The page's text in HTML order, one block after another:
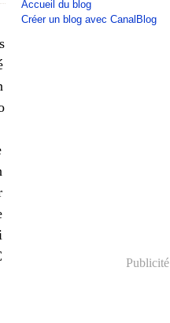
Accueil du blog
Créer un blog avec CanalBlog
Publicité